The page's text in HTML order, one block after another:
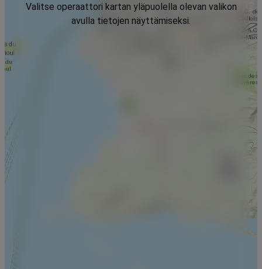
Valitse operaattori kartan yläpuolella olevan valikon
avulla tietojen näyttämiseksi.